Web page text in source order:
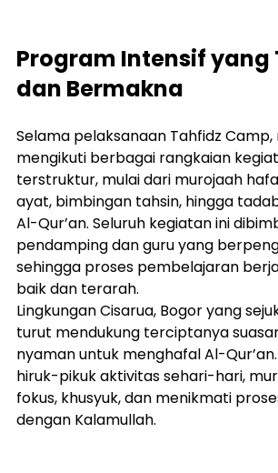
Program Intensif yang
dan Bermakna
Selama pelaksanaan Tahfidz Camp,
mengikuti berbagai rangkaian
terstruktur, mulai dari murojaah
ayat, bimbingan tahsin, hingga
Al-Qur’an. Seluruh kegiatan ini
pendamping dan guru yang
sehingga proses pembelajaran
baik dan terarah.
Lingkungan Cisarua, Bogor yang
turut mendukung terciptanya
nyaman untuk menghafal Al-
hiruk-pikuk aktivitas sehari-hari,
fokus, khusyuk, dan menikmati
dengan Kalamullah.